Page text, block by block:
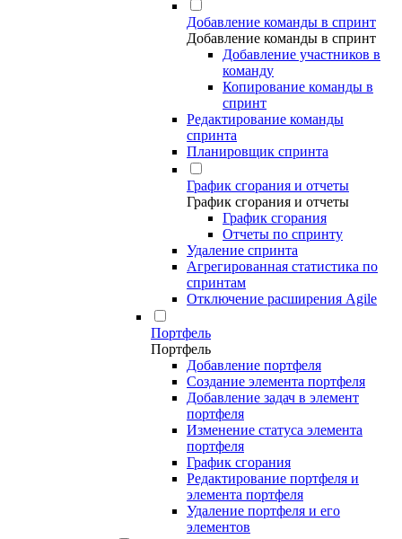
Добавление команды в спринт
Добавление команды в спринт
Добавление участников в
команду
Копирование команды в
спринт
Редактирование команды
спринта
Планировщик спринта
График сгорания и отчеты
График сгорания и отчеты
График сгорания
Отчеты по спринту
Удаление спринта
Агрегированная статистика по
спринтам
Отключение расширения Agile
Портфель
Портфель
Добавление портфеля
Создание элемента портфеля
Добавление задач в элемент
портфеля
Изменение статуса элемента
портфеля
График сгорания
Редактирование портфеля и
элемента портфеля
Удаление портфеля и его
элементов